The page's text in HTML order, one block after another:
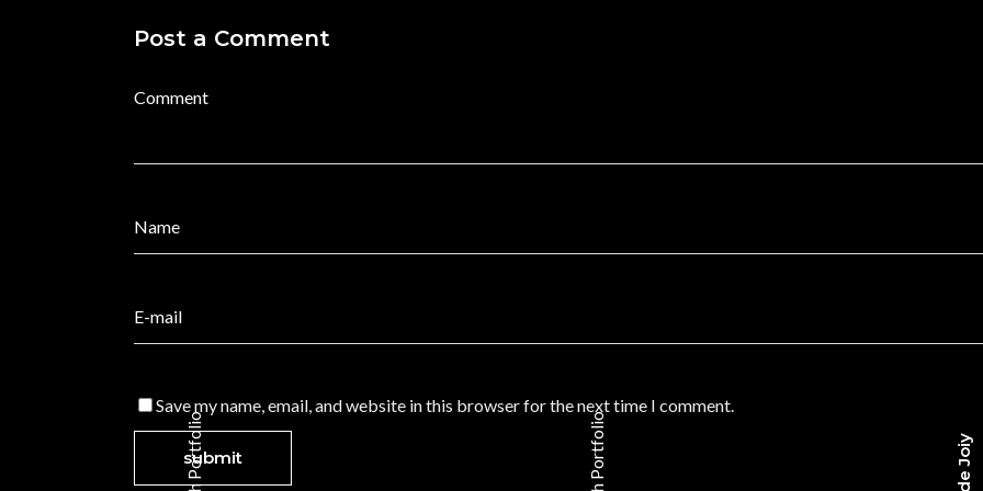
Post a Comment
Save my name, email, and website in this browser for the next time I comment.
Portfolio Portfolio
In unserer schnelllebigen Welt, mit vielen
auch wirklich gesehen zu werden. Du hast großes
Interesse meinen Weg und auch meine Kreationen
zu verfolgen und nicht aus den Augen zu verlieren.